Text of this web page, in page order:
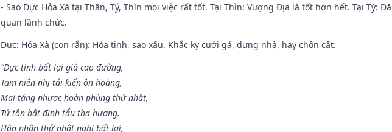
- Sao Dực Hỏa Xà tại Thân, Tý, Thìn mọi việc rất tốt. Tại Thìn: Vượng Địa là tốt hơn hết. Tại Tý:
quan lãnh chức.
Dực: Hỏa Xà (con rắn): Hỏa tinh, sao xấu. Khắc kỵ cưới gả, dựng nhà, hay chôn cất.
“Dực tinh bất lợi giá cao đường,
Tam niên nhị tái kiến ôn hoàng,
Mai táng nhược hoàn phùng thử nhật,
Tử tôn bất định tẩu tha hương.
Hôn nhân thử nhật nghi bất lợi,